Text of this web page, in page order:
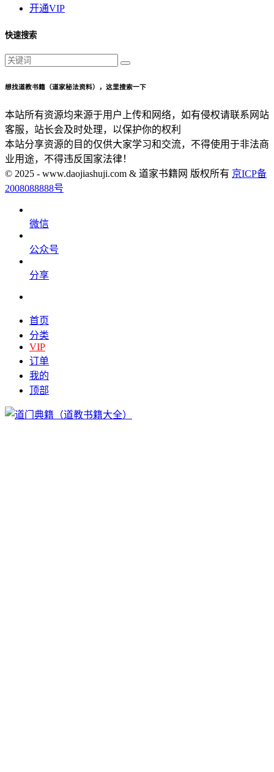
开通VIP
快速搜索
想找道教书籍（道家秘法资料），这里搜索一下
本站所有资源均来源于用户上传和网络，如有侵权请联系网站
客服，站长会及时处理，以保护你的权利
本站分享资源的目的仅供大家学习和交流，不得使用于非法商
业用途，不得违反国家法律！
© 2025 - www.daojiashuji.com & 道家书籍网 版权所有 京ICP备
2008088888号
微信
公众号
分享
首页
分类
VIP
订单
我的
顶部